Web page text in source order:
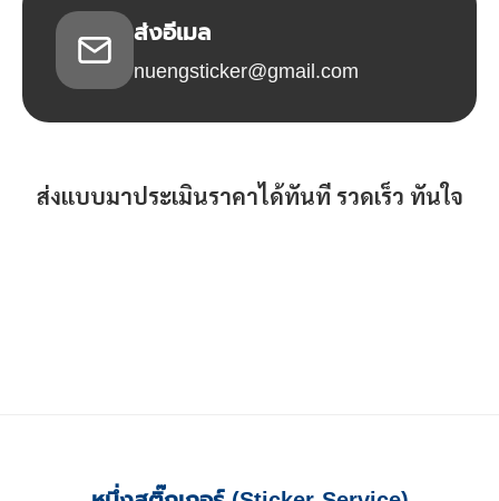
ส่งอีเมล
nuengsticker@gmail.com
ส่งแบบมาประเมินราคาได้ทันที รวดเร็ว ทันใจ